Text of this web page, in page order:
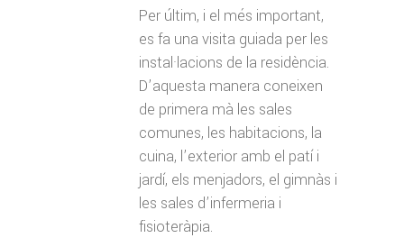
Per últim, i el més important,
es fa una visita guiada per les
instal·lacions de la residència.
D’aquesta manera coneixen
de primera mà les sales
comunes, les habitacions, la
cuina, l’exterior amb el patí i
jardí, els menjadors, el gimnàs i
les sales d’infermeria i
fisioteràpia.